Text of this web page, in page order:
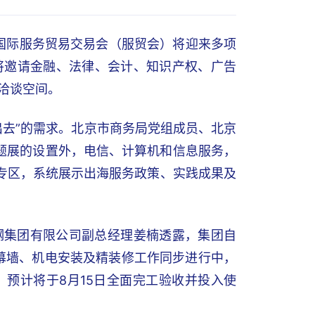
服务贸易交易会（服贸会）将迎来多项
请金融、法律、会计、知识产权、广告
空间。
”的需求。北京市商务局党组成员、北京
的设置外，电信、计算机和信息服务，
，系统展示出海服务政策、实践成果及
团有限公司副总经理姜楠透露，集团自
、机电安装及精装修工作同步进行中，
计将于8月15日全面完工验收并投入使